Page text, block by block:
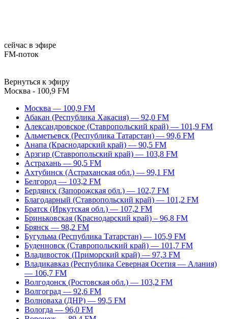
сейчас в эфире
FM-поток
Вернуться к эфиру
Москва - 100,9 FM
Москва — 100,9 FM
Абакан (Республика Хакасия) — 92,0 FM
Александровское (Ставропольский край) — 101,9 FM
Альметьевск (Республика Татарстан) — 99,6 FM
Анапа (Краснодарский край) — 90,5 FM
Арзгир (Ставропольский край) — 103,8 FM
Астрахань — 90,5 FM
Ахтубинск (Астраханская обл.) — 99,1 FM
Белгород — 103,2 FM
Бердянск (Запорожская обл.) — 102,7 FM
Благодарный (Ставропольский край) — 101,2 FM
Братск (Иркутская обл.) — 107,2 FM
Бриньковская (Краснодарский край) – 96,8 FM
Брянск — 98,2 FM
Бугульма (Республика Татарстан) — 105,9 FM
Буденновск (Ставропольский край) — 101,7 FM
Владивосток (Приморский край) — 97,3 FM
Владикавказ (Республика Северная Осетия — Алания)
— 106,7 FM
Волгодонск (Ростовская обл.) — 103,2 FM
Волгоград — 92,6 FM
Волноваха (ДНР) — 99,5 FM
Вологда — 96,0 FM